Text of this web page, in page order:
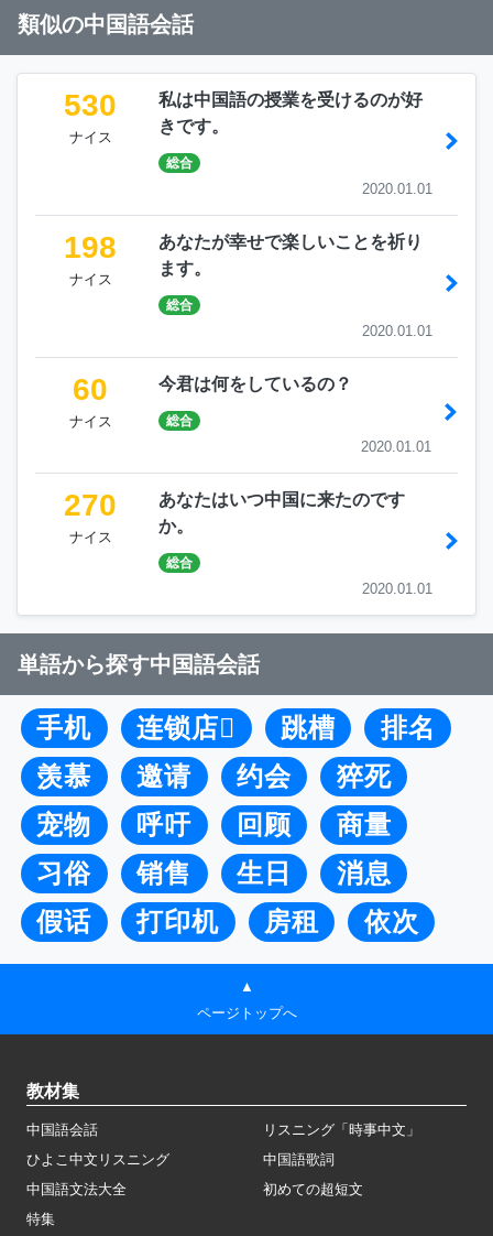
類似の中国語会話
530
ナイス
私は中国語の授業を受けるのが好
きです。
総合
2020.01.01
198
ナイス
あなたが幸せで楽しいことを祈り
ます。
総合
2020.01.01
60
ナイス
今君は何をしているの？
総合
2020.01.01
270
ナイス
あなたはいつ中国に来たのです
か。
総合
2020.01.01
単語から探す中国語会話
手机 连锁店 跳槽
排名
羡慕
邀请 约会
猝死
宠物
呼吁 回顾
商量
习俗
销售 生日
消息
假话
打印机 房租 依次
▲
ページトップへ
教材集
中国語会話
リスニング「時事中文」
ひよこ中文リスニング
中国語歌詞
中国語文法大全
初めての超短文
特集